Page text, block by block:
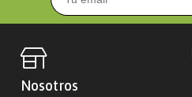
Nosotros